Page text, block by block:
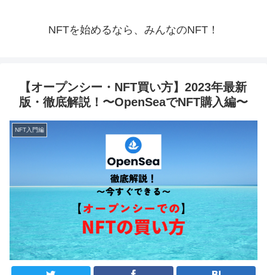
NFTを始めるなら、みんなのNFT！
【オープンシー・NFT買い方】2023年最新
版・徹底解説！〜OpenSeaでNFT購入編〜
NFT入門編